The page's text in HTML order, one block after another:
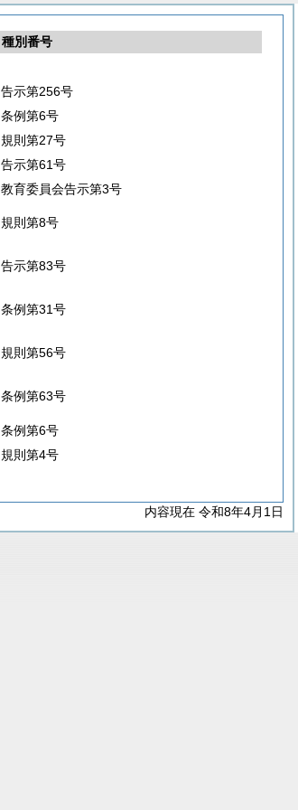
種別番号
告示第256号
条例第6号
規則第27号
告示第61号
教育委員会告示第3号
規則第8号
告示第83号
条例第31号
規則第56号
条例第63号
条例第6号
規則第4号
内容現在 令和8年4月1日